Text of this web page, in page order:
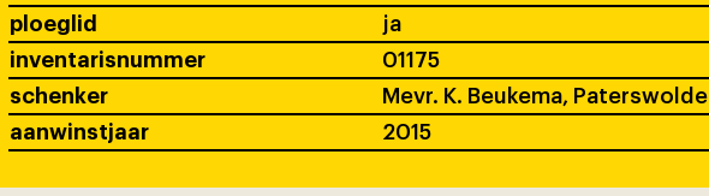
ploeglid
ja
inventarisnummer
01175
schenker
Mevr. K. Beukema, Paterswolde
aanwinstjaar
2015